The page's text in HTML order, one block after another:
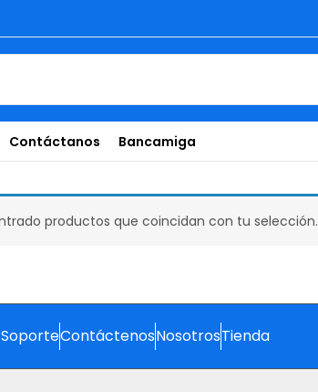
Contáctanos Bancamiga
productos que coincidan con tu selección.
SoporteContáctenosNosotrosTienda